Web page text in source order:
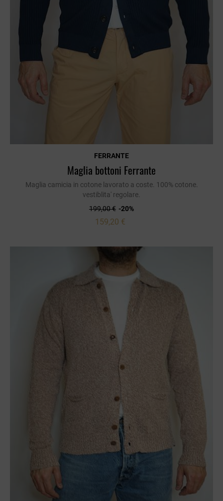
FERRANTE
Maglia bottoni Ferrante
Maglia camicia in cotone lavorato a coste. 100% cotone.
vestiblita' regolare.
199,00 € -20%
159,20 €